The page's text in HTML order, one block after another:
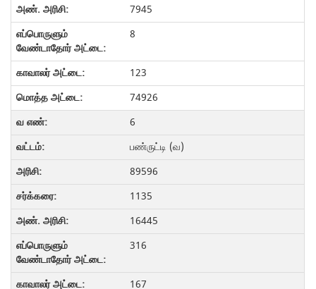
7945
8
123
74926
6
பண்ருட்டி (வ)
89596
1135
16445
316
167